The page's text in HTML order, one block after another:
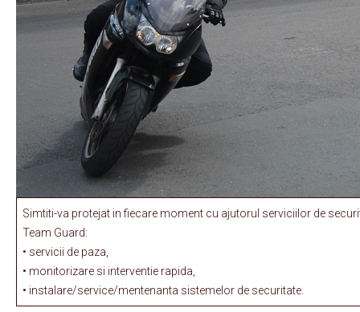
Simtiti-va protejat in fiecare moment cu ajutorul serviciilor de
Team Guard:
• servicii de paza,
• monitorizare si interventie rapida,
• instalare/service/mentenanta sistemelor de securitate.